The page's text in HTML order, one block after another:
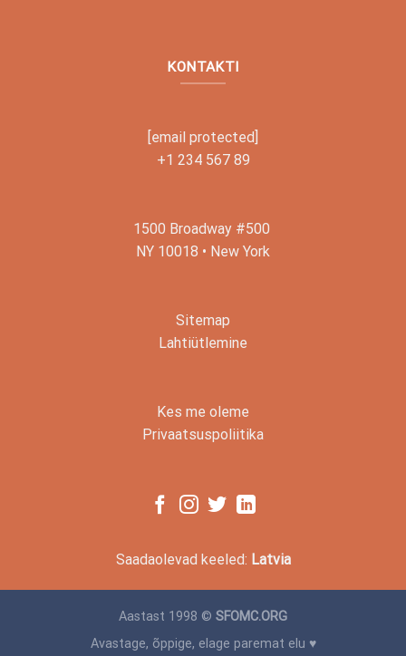
KONTAKTI
[email protected]
+1 234 567 89
1500 Broadway #500
NY 10018 • New York
Sitemap
Lahtiütlemine
Kes me oleme
Privaatsuspoliitika
Saadaolevad keeled: Latvia
Aastast 1998 © SFOMC.ORG
Avastage, õppige, elage paremat elu ♥️